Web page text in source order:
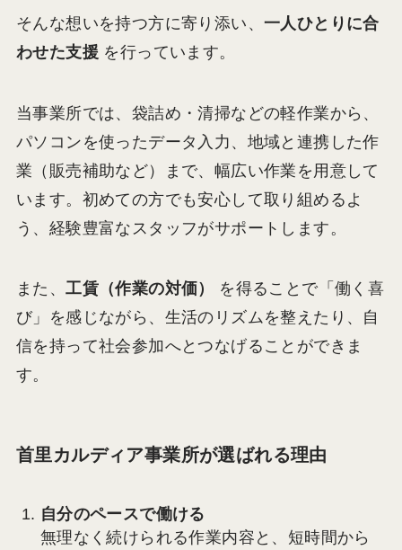
そんな想いを持つ方に寄り添い、 一人ひとりに合
わせた支援 を行っています。
当事業所では、袋詰め・清掃などの軽作業から、
パソコンを使ったデータ入力、地域と連携した作
業（販売補助など）まで、幅広い作業を用意して
います。初めての方でも安心して取り組めるよ
う、経験豊富なスタッフがサポートします。
また、工賃（作業の対価）
を得ることで「働く喜
び」を感じながら、生活のリズムを整えたり、自
信を持って社会参加へとつなげることができま
す。
首里カルディア事業所が選ばれる理由
自分のペースで働ける
無理なく続けられる作業内容と、短時間から